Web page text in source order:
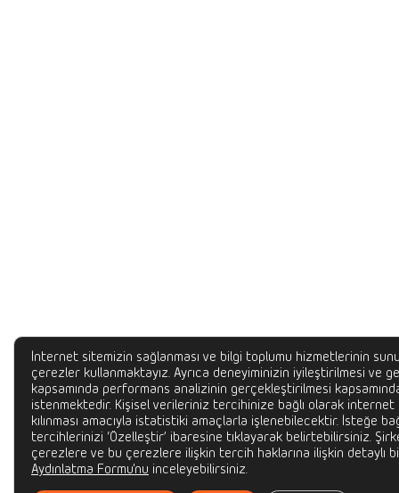
İnternet sitemizin sağlanması ve bilgi toplumu hizmetlerinin
çerezler kullanmaktayız. Ayrıca deneyiminizin iyileştirilmesi ve
kapsamında performans analizinin gerçekleştirilmesi
istenmektedir. Kişisel verileriniz tercihinize bağlı olarak internet
kılınması amacıyla istatistiki amaçlarla işlenebilecektir. İsteğe
tercihlerinizi ‘Özelleştir’ ibaresine tıklayarak belirtebilirsiniz.
çerezlere ve bu çerezlere ilişkin tercih haklarına ilişkin detaylı
Aydınlatma Formu'nu inceleyebilirsiniz.